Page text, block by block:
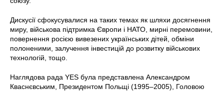
Дискусії сфокусувалися на таких темах як шляхи досягнення
миру, військова підтримка Європи і НАТО, мирні перемовини,
повернення росією вивезених українських дітей, обміни
полоненими, залучення інвестицій до розвитку військових
технологій, тощо.
Наглядова рада YES була представлена Александром
Кваснєвським, Президентом Польщі (1995–2005), Головою